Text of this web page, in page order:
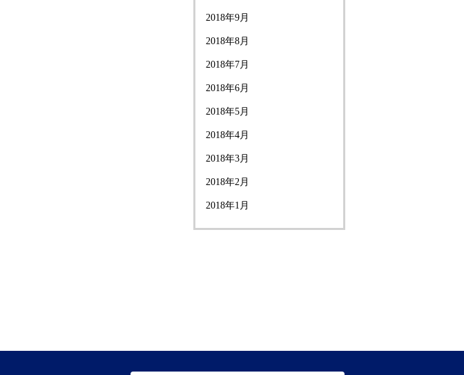
2018年9月
2018年8月
2018年7月
2018年6月
2018年5月
2018年4月
2018年3月
2018年2月
2018年1月